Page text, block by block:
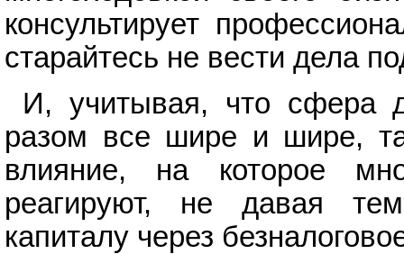
консультирует
старайтесь не вести дела
И, учитывая, что сфера
разом все шире и шире,
влияние, на которое
реагируют, не давая
капиталу через